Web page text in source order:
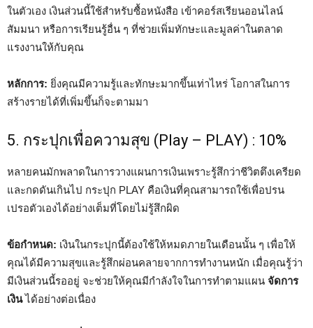
ในตัวเอง เงินส่วนนี้ใช้สำหรับซื้อหนังสือ เข้าคอร์สเรียนออนไลน์
สัมมนา หรือการเรียนรู้อื่น ๆ ที่ช่วยเพิ่มทักษะและมูลค่าในตลาด
แรงงานให้กับคุณ
หลักการ: ยิ่งคุณมีความรู้และทักษะมากขึ้นเท่าไหร่ โอกาสในการ
สร้างรายได้ที่เพิ่มขึ้นก็จะตามมา
5. กระปุกเพื่อความสุข (Play – PLAY) : 10%
หลายคนมักพลาดในการวางแผนการเงินเพราะรู้สึกว่าชีวิตตึงเครียด
และกดดันเกินไป กระปุก PLAY คือเงินที่คุณสามารถใช้เพื่อปรน
เปรอตัวเองได้อย่างเต็มที่โดยไม่รู้สึกผิด
ข้อกำหนด: เงินในกระปุกนี้ต้องใช้ให้หมดภายในเดือนนั้น ๆ เพื่อให้
คุณได้มีความสุขและรู้สึกผ่อนคลายจากการทำงานหนัก เมื่อคุณรู้ว่า
มีเงินส่วนนี้รออยู่ จะช่วยให้คุณมีกำลังใจในการทำตามแผน จัดการ
เงินได้อย่างต่อเนื่อง